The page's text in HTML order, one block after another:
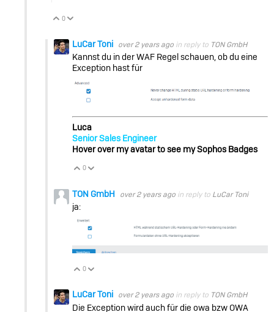
Vote Up
0
LuCar Toni over 2 years ago in reply to TON GmbH
Kannst du in der WAF Regel schauen, ob du eine
Exception hast für
Luca
Senior Sales Engineer
Hover over my avatar to see my Sophos Badges
Vote Up
0
TON GmbH over 2 years ago in reply to LuCar Toni
ja:
Vote Up
0
LuCar Toni over 2 years ago in reply to TON GmbH
Die Exception wird auch für die owa bzw OWA